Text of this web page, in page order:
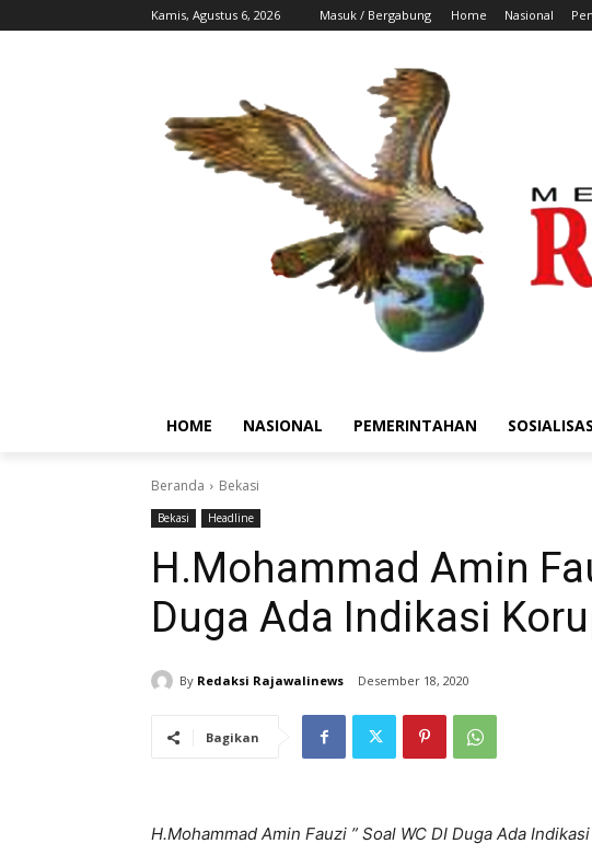
Kamis, Agustus 6, 2026 Masuk / Bergabung Home Nasional
HOME NASIONAL PEMERINTAHAN
Beranda Bekasi
Bekasi Headline
H.Mohammad Amin
Duga Ada Indikasi
By Redaksi Rajawalinews Desember 18, 2020
Bagikan
H.Mohammad Amin Fauzi ” Soal WC DI Duga Ada